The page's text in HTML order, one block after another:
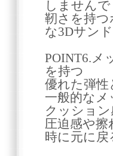
しません
靭さを持
な3Dサン
POINT6.メ
を持つ
優れた弾性
一般的な
クッショ
圧迫感や擦
時に元に